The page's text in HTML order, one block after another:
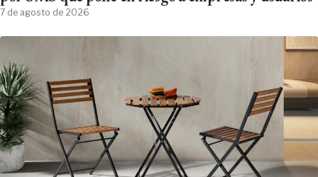
7 de agosto de 2026